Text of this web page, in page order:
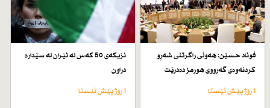
فوئاد حسێن: هەوڵی راگرتنی شەڕو
كردنەوەی گەرووی هورمز دەدرێت
1 رۆژ پێش ئێستا
نزیكەی 50 كەس لە ئێران لە سێدارە
دراون
1 رۆژ پێش ئێستا